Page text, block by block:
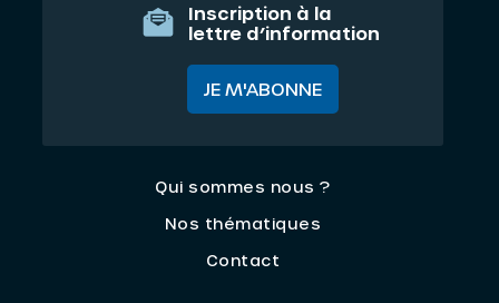
Inscription à la
lettre d’information
JE M'ABONNE
Qui sommes nous ?
Nos thématiques
Contact